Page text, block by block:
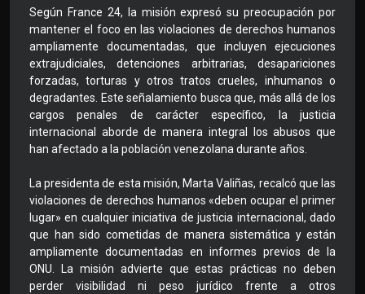
Según France 24, la misión expresó su preocupación por
mantener el foco en las violaciones de derechos humanos
ampliamente documentadas, que incluyen ejecuciones
extrajudiciales, detenciones arbitrarias, desapariciones
forzadas, torturas y otros tratos crueles, inhumanos o
degradantes. Este señalamiento busca que, más allá de los
cargos penales de carácter específico, la justicia
internacional aborde de manera integral los abusos que
han afectado a la población venezolana durante años.
La presidenta de esta misión, Marta Valiñas, recalcó que las
violaciones de derechos humanos «deben ocupar el primer
lugar» en cualquier iniciativa de justicia internacional, dado
que han sido cometidas de manera sistemática y están
ampliamente documentadas en informes previos de la
ONU. La misión advierte que estas prácticas no deben
perder visibilidad ni peso jurídico frente a otros